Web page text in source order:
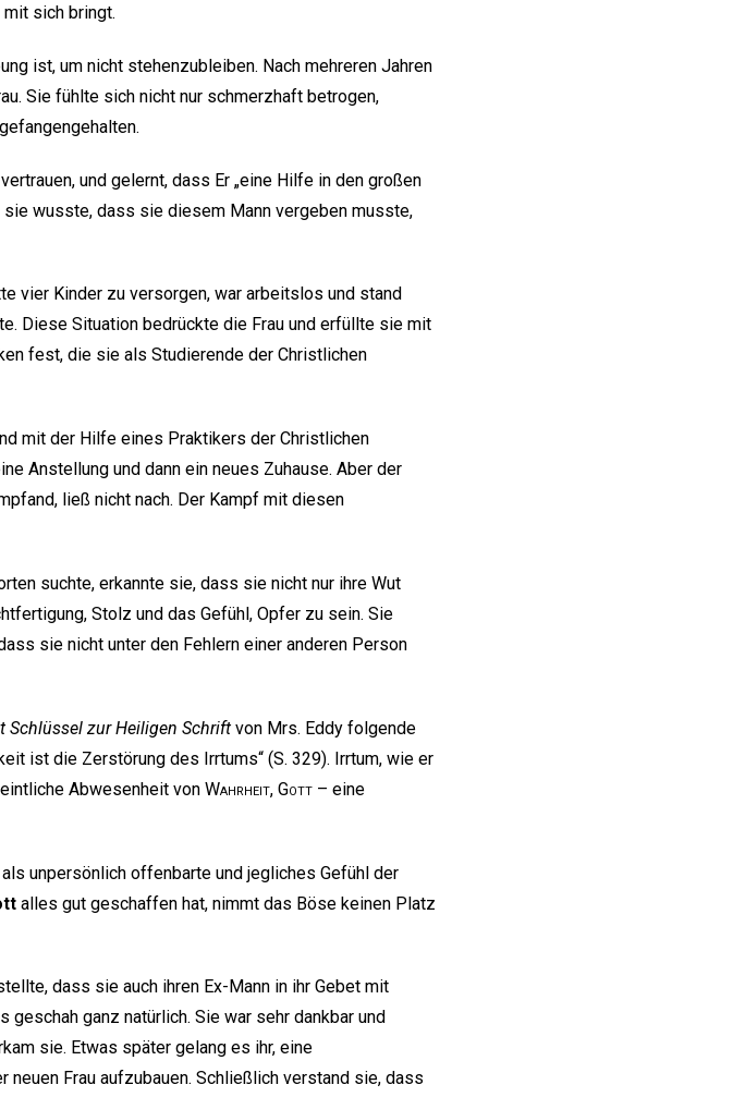
sich bringt.
ist, um nicht stehenzubleiben. Nach mehreren Jahren
Sie fühlte sich nicht nur schmerzhaft betrogen,
und gelernt, dass Er „eine Hilfe in den großen
wusste, dass sie diesem Mann vergeben musste,
vier Kinder zu versorgen, war arbeitslos und stand
Diese Situation bedrückte die Frau und erfüllte sie mit
fest, die sie als Studierende der Christlichen
mit der Hilfe eines Praktikers der Christlichen
Anstellung und dann ein neues Zuhause. Aber der
ließ nicht nach. Der Kampf mit diesen
suchte, erkannte sie, dass sie nicht nur ihre Wut
Stolz und das Gefühl, Opfer zu sein. Sie
sie nicht unter den Fehlern einer anderen Person
Schlüssel zur Heiligen Schrift von Mrs. Eddy folgende
ist die Zerstörung des Irrtums“ (S. 329). Irrtum, wie er
Abwesenheit von Wahrheit, Gott – eine
unpersönlich offenbarte und jegliches Gefühl der
alles gut geschaffen hat, nimmt das Böse keinen Platz
dass sie auch ihren Ex-Mann in ihr Gebet mit
ganz natürlich. Sie war sehr dankbar und
sie. Etwas später gelang es ihr, eine
Frau aufzubauen. Schließlich verstand sie, dass